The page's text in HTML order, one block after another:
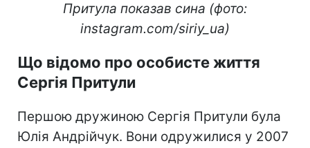
Притула показав сина (фото:
instagram.com/siriy_ua)
Що відомо про особисте життя
Сергія Притули
Першою дружиною Сергія Притули була
Юлія Андрійчук. Вони одружилися у 2007